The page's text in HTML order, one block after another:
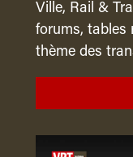
Ville, Rail &
forums, tables
thème des